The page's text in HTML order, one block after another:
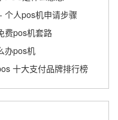
个人pos机申请步骤
费pos机套路
办pos机
十大支付品牌排行榜